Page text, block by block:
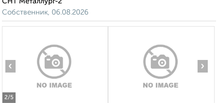
Собственник, 06.08.2026
2/5
‹ ›